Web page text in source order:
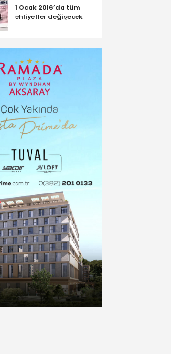
1 Ocak 2016’da tüm
ehliyetler değişecek